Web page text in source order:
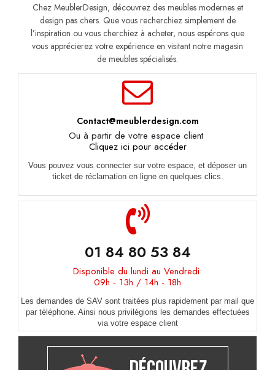
Chez MeublerDesign, découvrez des meubles modernes et
design pas chers. Que vous recherchiez simplement de
l’inspiration ou vous cherchiez à acheter, nous espérons que
vous apprécierez votre expérience en visitant notre magasin
de meubles spécialisés.
Contact@meublerdesign.com
Ou à partir de votre espace client
Cliquez ici pour accéder
Vous pouvez vous connecter sur votre espace, et déposer un
ticket de réclamation en ligne en quelques clics.
01 84 80 53 84
Disponible du lundi au Vendredi:
09h - 13h / 14h - 18h
Les demandes de SAV sont traitées plus rapidement par mail que
par téléphone. Ainsi nous privilégions les demandes effectuées
via votre espace client